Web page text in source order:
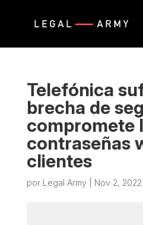
Telefónica
brecha de
compromete
contraseñas
clientes
por Legal Army Nov 2, 2022